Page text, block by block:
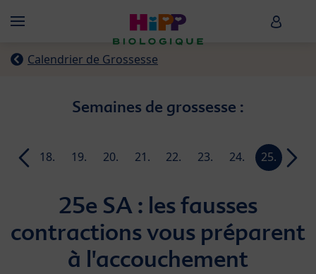
Menü HiPP
Calendrier de Grossesse
Semaines de grossesse :
17.
18.
19.
20.
21.
22.
23.
24.
25.
26.
25e SA : les fausses
contractions vous préparent
à l'accouchement